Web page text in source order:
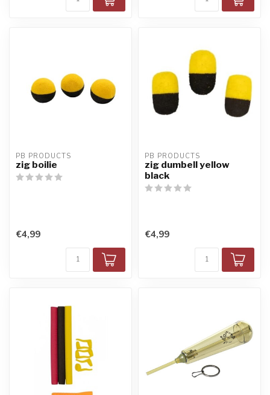
PB PRODUCTS
zig boilie
€4,99
PB PRODUCTS
zig dumbell yellow
black
€4,99